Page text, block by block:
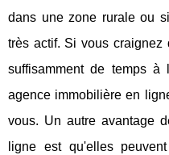
dans une zone rurale ou
très actif. Si vous craignez
suffisamment de temps
agence immobilière en
vous. Un autre avantage
ligne est qu'elles